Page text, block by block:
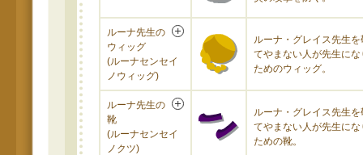
ルーナ先生の
ウィッグ
(ルーナセンセイ
ノウィッグ)
ルーナ・グレイス先生を
てやまない人が先生にな
ためのウィッグ。
ルーナ先生の
靴
(ルーナセンセイ
ノクツ)
ルーナ・グレイス先生を
てやまない人が先生にな
ための靴。